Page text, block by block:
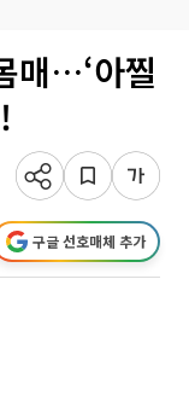
매…‘아찔
구글 선호매체 추가